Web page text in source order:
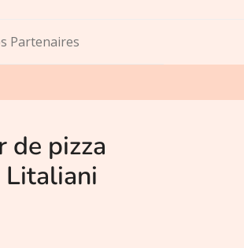
Partenaires
de pizza